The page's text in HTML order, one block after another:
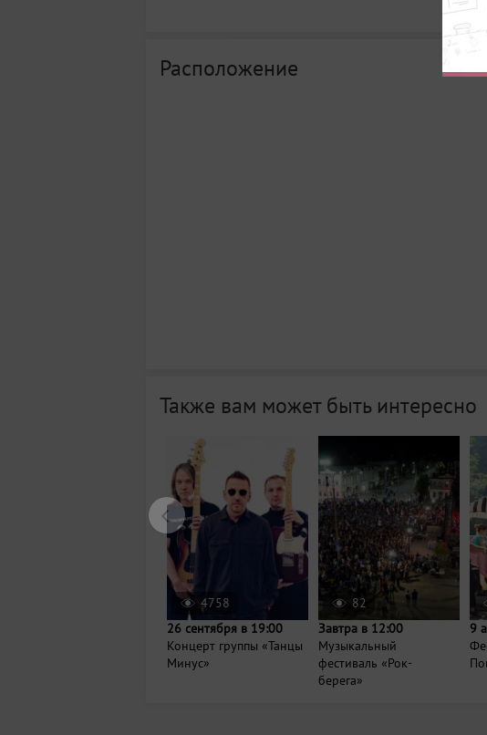
Расположение
Также вам может быть интересно
4758
26 сентября в 19:00
Концерт группы «Танцы
Минус»
82
Завтра в 12:00
Музыкальный
фестиваль «Рок-
берега»
9